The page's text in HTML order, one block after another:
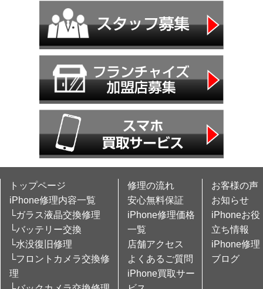
トップページ
iPhone修理内容一覧
└ガラス液晶交換修理
└バッテリー交換
└水没復旧修理
└フロントカメラ交換修
理
修理の流れ
安心無料保証
iPhone修理価格
一覧
店舗アクセス
よくあるご質問
iPhone買取サー
お客様の声
お知らせ
iPhoneお役
立ち情報
iPhone修理
ブログ